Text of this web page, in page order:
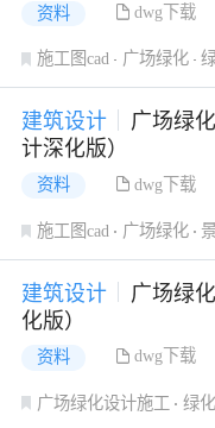
资料 dwg下载
施工图cad 广场绿化
建筑设计
广场绿
计深化版）
资料 dwg下载
施工图cad 广场绿化
建筑设计
广场绿
化版）
资料 dwg下载
广场绿化设计施工 绿